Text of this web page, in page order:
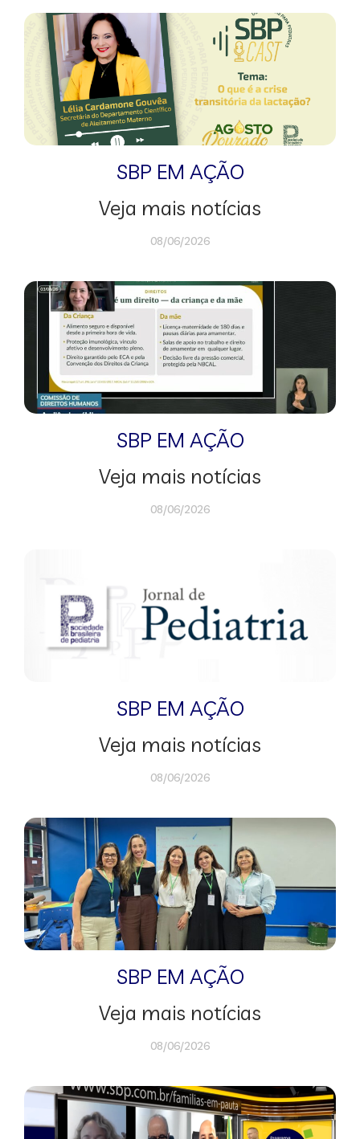
SBP EM AÇÃO
Veja mais notícias
08/06/2026
SBP EM AÇÃO
Veja mais notícias
08/06/2026
SBP EM AÇÃO
Veja mais notícias
08/06/2026
SBP EM AÇÃO
Veja mais notícias
08/06/2026